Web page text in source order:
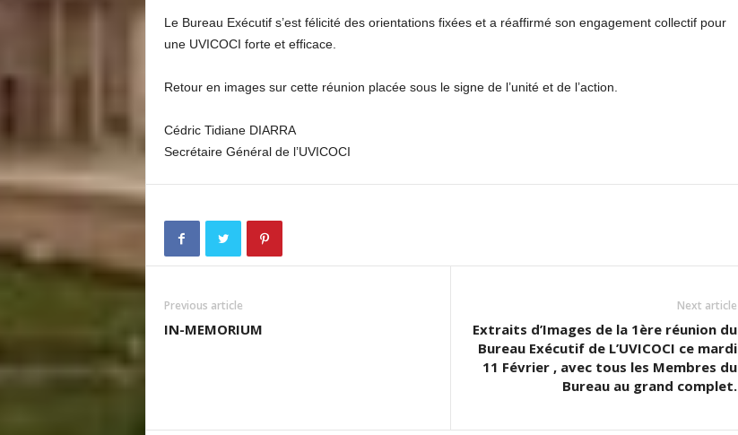
Le Bureau Exécutif s’est félicité des orientations fixées et a réaffirmé son engagement collectif pour
une UVICOCI forte et efficace.
Retour en images sur cette réunion placée sous le signe de l’unité et de l’action.
Cédric Tidiane DIARRA
Secrétaire Général de l’UVICOCI
Previous article
IN-MEMORIUM
Next article
Extraits d’Images de la 1ère réunion du
Bureau Exécutif de L’UVICOCI ce mardi
11 Février , avec tous les Membres du
Bureau au grand complet.